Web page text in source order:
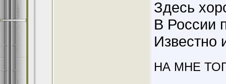
Здесь
В России
Известно
НА МНЕ